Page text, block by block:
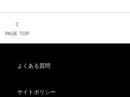
PAGE TOP
よくある質問
サイトポリシー